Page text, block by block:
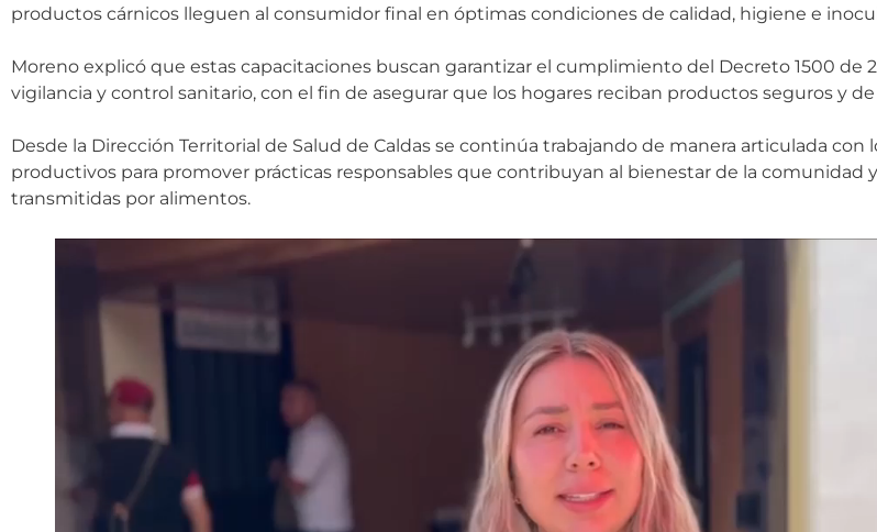
productos cárnicos lleguen al consumidor final en óptimas condiciones de calidad, higiene e
Moreno explicó que estas capacitaciones buscan garantizar el cumplimiento del Decreto 1500 de
vigilancia y control sanitario, con el fin de asegurar que los hogares reciban productos seguros y
Desde la Dirección Territorial de Salud de Caldas se continúa trabajando de manera articulada con
productivos para promover prácticas responsables que contribuyan al bienestar de la comunidad
transmitidas por alimentos.